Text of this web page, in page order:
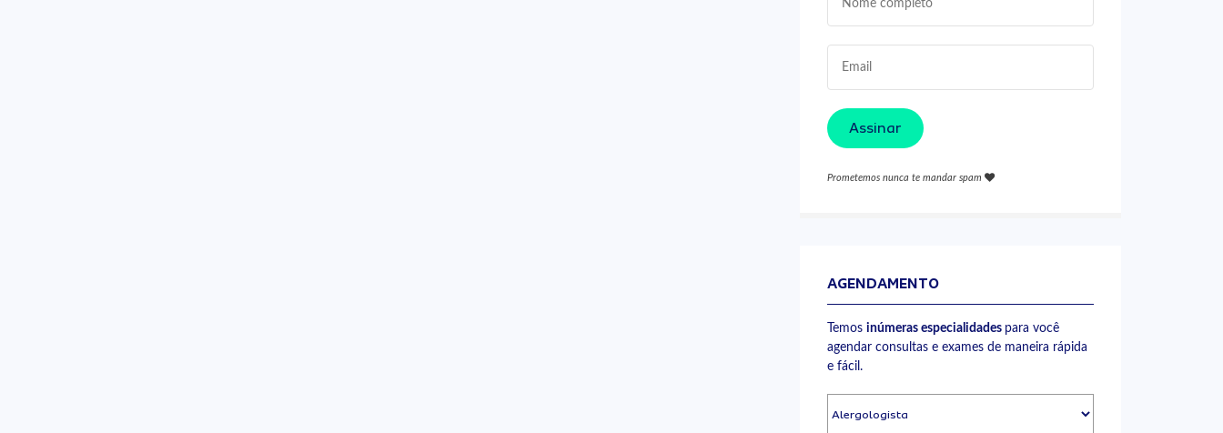
Assinar
Prometemos nunca te mandar spam
AGENDAMENTO
Temos inúmeras especialidades para você
agendar consultas e exames de maneira rápida
e fácil.